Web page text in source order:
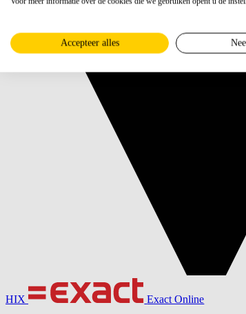
HIX Exact Online
Accepteer alles